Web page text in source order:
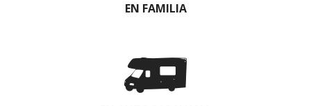
EN FAMILIA